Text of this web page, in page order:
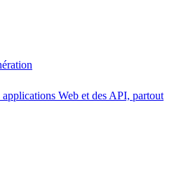
applications Web et des API, partout